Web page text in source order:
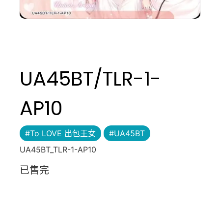
UA45BT/TLR-1-
AP10
#To LOVE 出包王女
#UA45BT
UA45BT_TLR-1-AP10
已售完